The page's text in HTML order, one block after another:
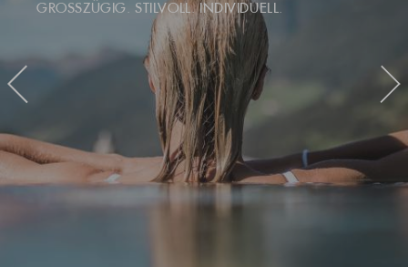
GROSSZÜGIG. STILVOLL. INDIVIDUELL.